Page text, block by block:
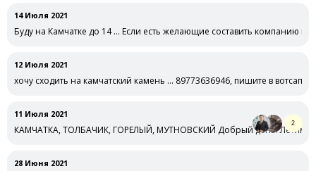
14 Июля 2021
Буду на Камчатке до 14 … Если есть желающие составить компанию в
12 Июля 2021
хочу сходить на камчатский камень … 89773636946, пишите в вотсап
11 Июля 2021
КАМЧАТКА, ТОЛБАЧИК, ГОРЕЛЫЙ, МУТНОВСКИЙ Добрый день! Летим
2
28 Июня 2021